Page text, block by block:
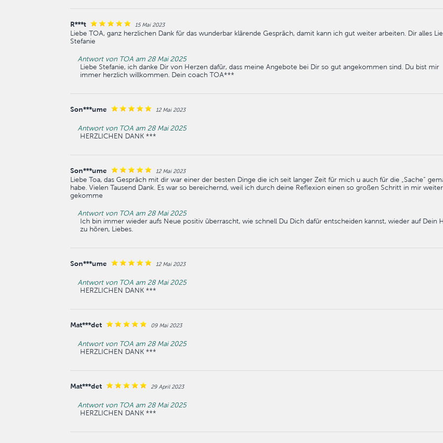
R***t 15 Mai 2023
Liebe TOA, ganz herzlichen Dank für das wunderbar klärende Gespräch, damit kann ich gut weiter arbeiten. Dir alles
Stefanie
Antwort von TOA am 28 Mai 2025
Liebe Stefanie, ich danke Dir von Herzen dafür, dass meine Angebote bei Dir so gut angekommen sind. Du bist mir
immer herzlich willkommen. Dein coach TOA***
Son***ume 12 Mai 2023
Antwort von TOA am 28 Mai 2025
HERZLICHEN DANK ***
Son***ume 12 Mai 2023
Liebe Toa, das Gespräch mit dir war einer der besten Dinge die ich seit langer Zeit für mich u auch für die „Sache“
habe. Vielen Tausend Dank. Es war so bereichernd, weil ich durch deine Reflexion einen so großen Schritt in mir weiter
gekomme
Antwort von TOA am 28 Mai 2025
Ich bin immer wieder aufs Neue positiv überrascht, wie schnell Du Dich dafür entscheiden kannst, wieder auf Dein
zu hören, Liebes.
Son***ume 12 Mai 2023
Antwort von TOA am 28 Mai 2025
HERZLICHEN DANK ***
Mat***det 09 Mai 2023
Antwort von TOA am 28 Mai 2025
HERZLICHEN DANK ***
Mat***det 29 April 2023
Antwort von TOA am 28 Mai 2025
HERZLICHEN DANK ***